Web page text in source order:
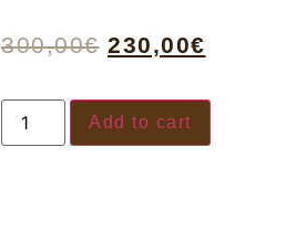
300,00€ 230,00€
Add to cart